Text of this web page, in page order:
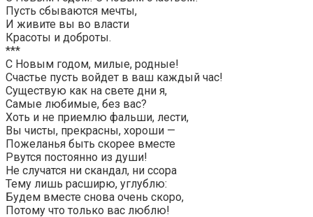
Пусть сбываются мечты,
И живите вы во власти
Красоты и доброты.
***
С Новым годом, милые, родные!
Счастье пусть войдет в ваш каждый час!
Существую как на свете дни я,
Самые любимые, без вас?
Хоть и не приемлю фальши, лести,
Вы чисты, прекрасны, хороши —
Пожеланья быть скорее вместе
Рвутся постоянно из души!
Не случатся ни скандал, ни ссора
Тему лишь расширю, углублю:
Будем вместе снова очень скоро,
Потому что только вас люблю!